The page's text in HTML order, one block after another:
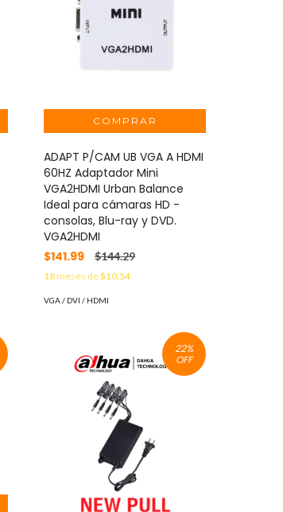
ADAPT P/CAM UB VGA A HDMI
60HZ Adaptador Mini
VGA2HDMI Urban Balance
Ideal para cámaras HD -
consolas, Blu-ray y DVD.
VGA2HDMI
$141.99
$144.29
18meses de$10.54
VGA / DVI / HDMI
22%
OFF